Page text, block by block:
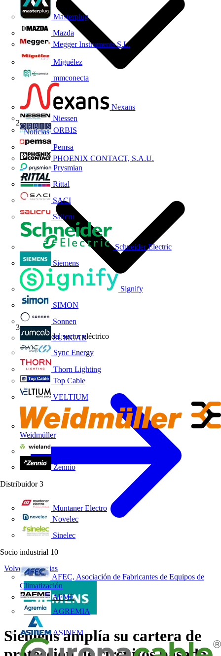
Masterplug
Mazda
Megger Instruments S.L.
Miguélez
mmconecta
Nexans
Niessen
ORBIS
Pemsa
PHOENIX CONTACT, S.A.U.
Prysmian
Rittal
SACI
Salicru
Schneider Electric
Siemens
Signify
SIMON
Sonnen
SUMCAB
Sync Energy
Thorn Lighting
Top Cable
VELTIUM
Weidmüller
Zennio
Distribuidor 3
Muntaner Electro
Novelec
Sinelec
Socio industrial 10
AFEC, Asociación de Fabricantes de Equipos de
Climatización
AFME
AGREMIA
ASINEM
Noticias
Noticias del sector eléctrico
Volver a Noticias
Siemens amplía su cartera de